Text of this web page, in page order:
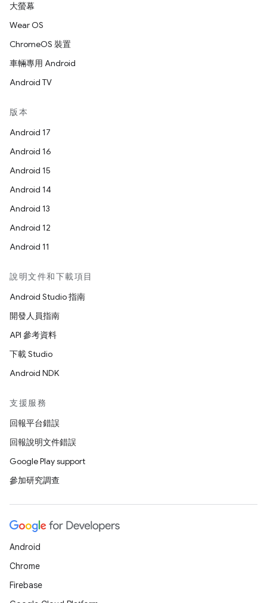
大螢幕
Wear OS
ChromeOS 裝置
車輛專用 Android
Android TV
版本
Android 17
Android 16
Android 15
Android 14
Android 13
Android 12
Android 11
說明文件和下載項目
Android Studio 指南
開發人員指南
API 參考資料
下載 Studio
Android NDK
支援服務
回報平台錯誤
回報說明文件錯誤
Google Play support
參加研究調查
Android
Chrome
Firebase